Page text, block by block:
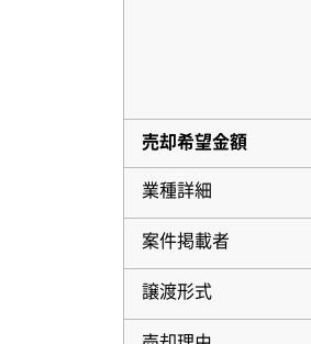
売却希望金額
業種詳細
案件掲載者
譲渡形式